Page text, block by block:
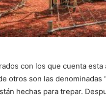
con los que cuenta
otros son las denominadas
hechas para trepar.